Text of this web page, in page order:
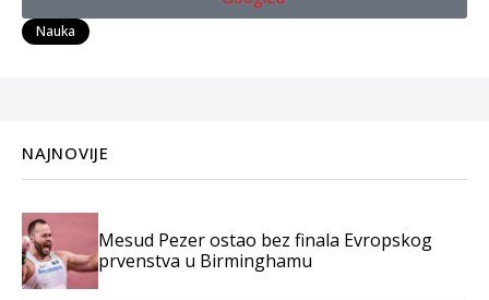
Nauka
NAJNOVIJE
Mesud Pezer ostao bez finala Evropskog
prvenstva u Birminghamu